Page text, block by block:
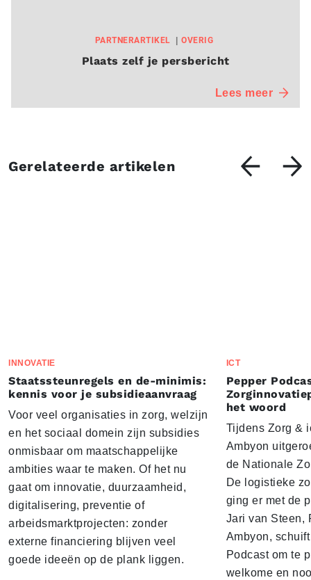
PARTNERARTIKEL OVERIG
Plaats zelf je persbericht
Lees meer
Gerelateerde artikelen
INNOVATIE
Staatssteunregels en de-minimis:
kennis voor je subsidieaanvraag
Voor veel organisaties in zorg, welzijn
en het sociaal domein zijn subsidies
onmisbaar om maatschappelijke
ambities waar te maken. Of het nu
gaat om innovatie, duurzaamheid,
digitalisering, preventie of
arbeidsmarktprojecten: zonder
externe financiering blijven veel
goede ideeën op de plank liggen.
ICT
Pepper
het woord
Tijdens Zorg &
Ambyon
de Nationale
De logistieke
ging er met de
Jari van Steen,
Ambyon,
Podcast om te
welkome en